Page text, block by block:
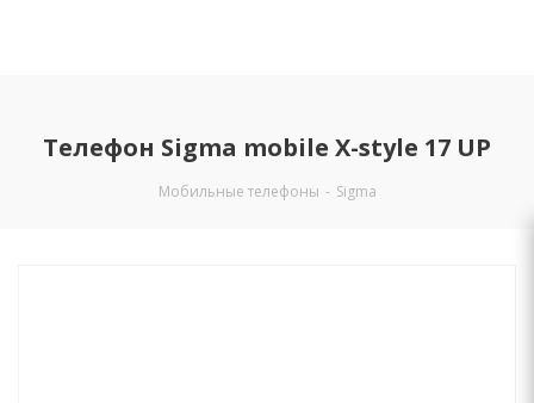
Телефон Sigma mobile X-style 17 UP
Мобильные телефоны - Sigma